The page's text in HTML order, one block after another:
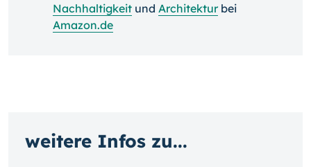
Nachhaltigkeit und Architekturbei
Amazon.de
weitere Infos zu...